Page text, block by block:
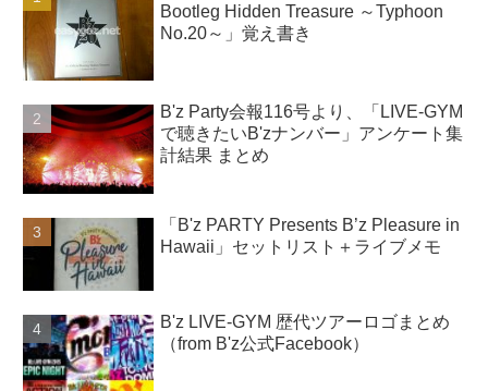
Bootleg Hidden Treasure ～Typhoon
No.20～」覚え書き
B'z Party会報116号より、「LIVE-GYM
で聴きたいB'zナンバー」アンケート集
計結果 まとめ
「B'z PARTY Presents B’z Pleasure in
Hawaii」セットリスト＋ライブメモ
B'z LIVE-GYM 歴代ツアーロゴまとめ
（from B'z公式Facebook）